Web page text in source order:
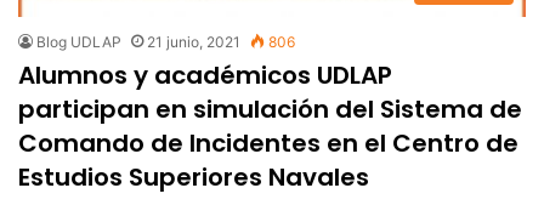
Blog UDLAP 21 junio, 2021 806
Alumnos y académicos UDLAP
participan en simulación del Sistema de
Comando de Incidentes en el Centro de
Estudios Superiores Navales